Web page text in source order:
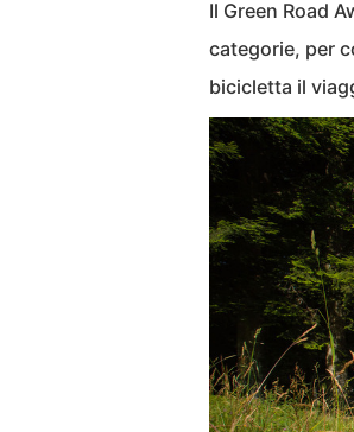
Il Green Road
categorie, per
bicicletta il